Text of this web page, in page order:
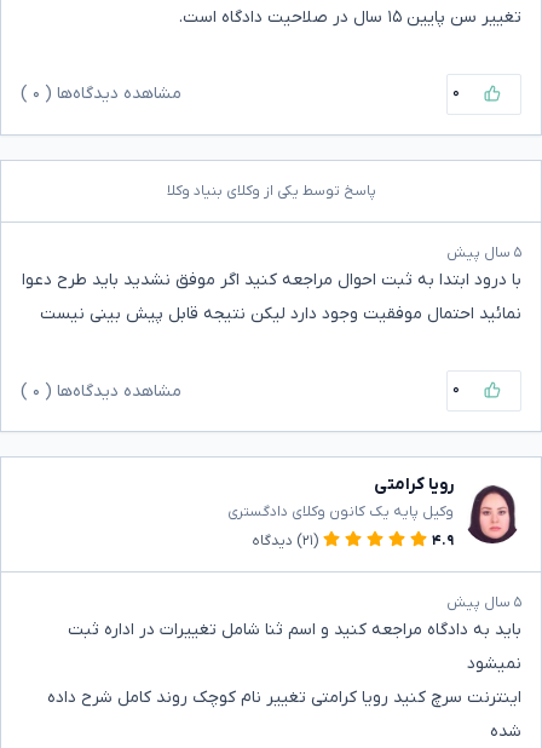
تغییر سن پایین ۱۵ سال در صلاحیت دادگاه است.
۰ مشاهده دیدگاه‌ها ( ۰
پاسخ توسط یکی از وکلای بنیاد وکلا
۵ سال پیش
با درود ابتدا به ثبت احوال مراجعه کنید اگر موفق نشدید باید طرح دعوا
نمائید احتمال موفقیت وجود دارد لیکن نتیجه قابل پیش بینی نیست
۰ مشاهده دیدگاه‌ها ( ۰
رویا کرامتی
وکیل پایه یک کانون وکلای دادگستری
۴.۹
(۲۱) دیدگاه
۵ سال پیش
باید به دادگاه مراجعه کنید و اسم ثنا شامل تغییرات در اداره ثبت
نمیشود
اینترنت سرچ کنید رویا کرامتی تغییر نام کوچک روند کامل شرح داده
شده